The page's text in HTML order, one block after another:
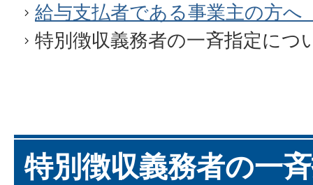
給与支払者である事業主の方へ
特別徴収義務者の一斉指定につ
特別徴収義務者の一